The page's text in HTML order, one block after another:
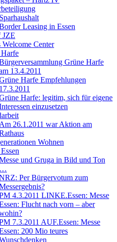
Sparhaushalt
Leasing in Essen
JZE
Welcome Center
Grüne Harfe
13.4.2011
Harfe Empfehlungen
17.3.2011
Harfe: legitim, sich für eigene
einzusetzen
Am 26.1.2011 war Aktion am
Wohnen
und Gruga in Bild und Ton
…
Per Bürgervotum zum
4.3.2011 LINKE.Essen: Messe
Flucht nach vorn – aber
7.3.2011 AUF.Essen: Messe
200 Mio teures